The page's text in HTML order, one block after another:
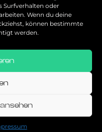
Surfverhalten oder
Wenn du deine
können bestimmte
werden.
5.0
Service